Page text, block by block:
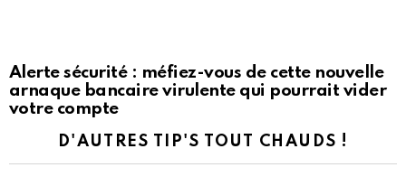
Alerte sécurité : méfiez-vous de cette nouvelle
arnaque bancaire virulente qui pourrait vider
votre compte
D'AUTRES TIP'S TOUT CHAUDS !